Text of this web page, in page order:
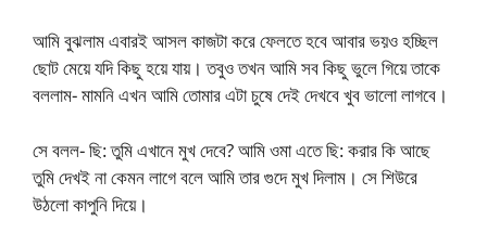
আমি বুঝলাম এবারই আসল কাজটা করে ফেলতে হবে আবার ভয়ও হচ্ছিল
ছোট মেয়ে যদি কিছু হয়ে যায়। তবুও তখন আমি সব কিছু ভুলে গিয়ে তাকে
বললাম- মামনি এখন আমি তোমার এটা চুষে দেই দেখবে খুব ভালো লাগবে।
সে বলল- ছি: তুমি এখানে মুখ দেবে? আমি ওমা এতে ছি: করার কি আছে
তুমি দেখই না কেমন লাগে বলে আমি তার গুদে মুখ দিলাম। সে শিউরে
উঠলো কাপুনি দিয়ে।